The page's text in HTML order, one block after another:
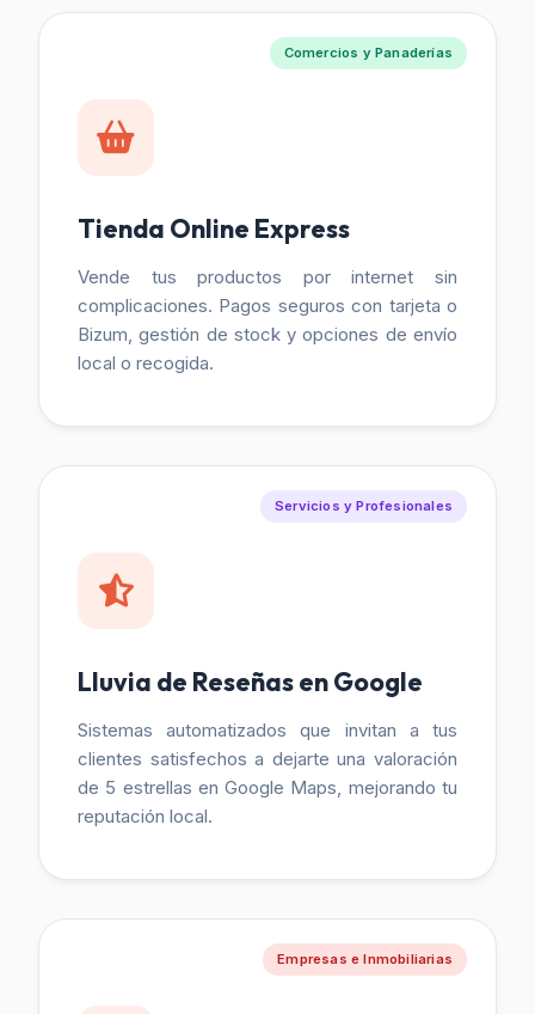
Comercios y Panaderías
Tienda Online Express
Vende tus productos por internet sin
complicaciones. Pagos seguros con tarjeta o
Bizum, gestión de stock y opciones de envío
local o recogida.
Servicios y Profesionales
Lluvia de Reseñas en Google
Sistemas automatizados que invitan a tus
clientes satisfechos a dejarte una valoración
de 5 estrellas en Google Maps, mejorando tu
reputación local.
Empresas e Inmobiliarias